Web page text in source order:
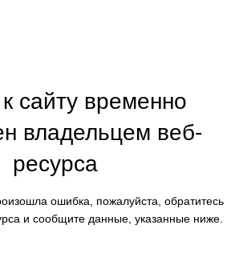
сайту временно
владельцем веб-
ресурса
ошибка, пожалуйста, обратитесь
и сообщите данные, указанные ниже.